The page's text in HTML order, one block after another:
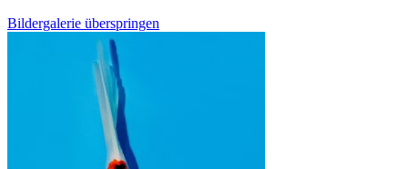
Bildergalerie überspringen